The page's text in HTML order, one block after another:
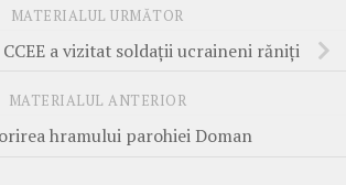
MATERIALUL URMĂTOR
a vizitat soldații ucraineni răniți
MATERIALUL ANTERIOR
hramului parohiei Doman